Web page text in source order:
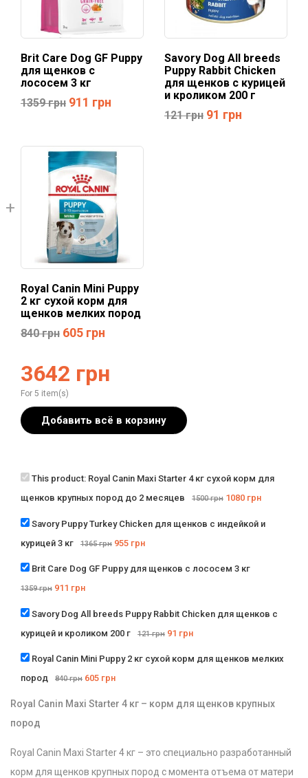
Brit Care Dog GF Puppy
для щенков с
лососем 3 кг
1359грн 911 грн
Savory Dog All breeds
Puppy Rabbit Chicken
для щенков с курицей
и кроликом 200 г
121грн 91 грн
Royal Canin Mini Puppy
2 кг сухой корм для
щенков мелких пород
840грн 605 грн
3642 грн
For 5 item(s)
Добавить всё в корзину
This product: Royal Canin Maxi Starter 4 кг сухой корм для
щенков крупных пород до 2 месяцев
1500грн 1080 грн
Savory Puppy Turkey Chicken для щенков с индейкой и
курицей 3 кг
1365грн 955 грн
Brit Care Dog GF Puppy для щенков с лососем 3 кг
1359грн 911 грн
Savory Dog All breeds Puppy Rabbit Chicken для щенков с
курицей и кроликом 200 г
121грн 91 грн
Royal Canin Mini Puppy 2 кг сухой корм для щенков мелких
пород
840грн 605 грн
Royal Canin Maxi Starter 4 кг – корм для щенков крупных
пород
Royal Canin Maxi Starter 4 кг – это специально разработанный
корм для щенков крупных пород с момента отъема от матери